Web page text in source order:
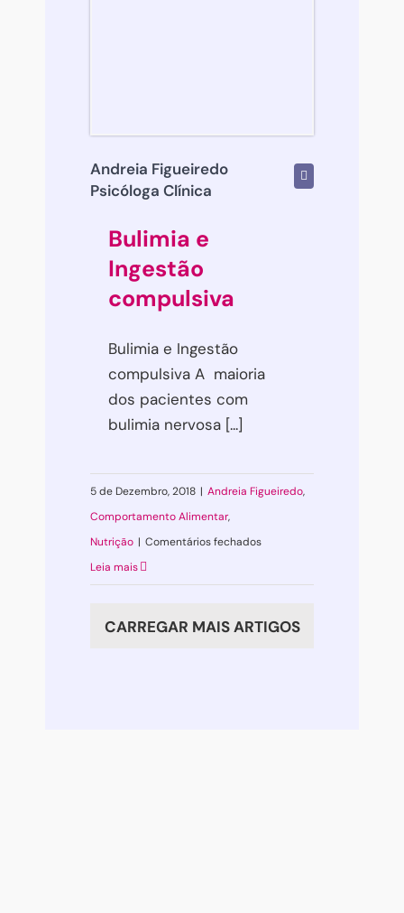
Andreia Figueiredo
Psicóloga Clínica
Bulimia e
Ingestão
compulsiva
Bulimia e Ingestão
compulsiva A maioria
dos pacientes com
bulimia nervosa [...]
5 de Dezembro, 2018 | Andreia Figueiredo,
Comportamento Alimentar,
Nutrição | Comentários fechadosem
Leia mais
CARREGAR MAIS ARTIGOS